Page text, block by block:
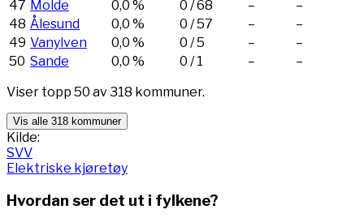
47 Molde 0,0 % 0 /68 –
–
48 Ålesund 0,0 % 0 /57 –
–
49 Vanylven 0,0 % 0 /5 –
–
50 Sande 0,0 % 0 / 1 –
–
Viser topp 50 av318 kommuner.
Vis alle 318 kommuner
Kilde:
SVV
Elektriske kjøretøy
Hvordan ser det ut i fylkene?